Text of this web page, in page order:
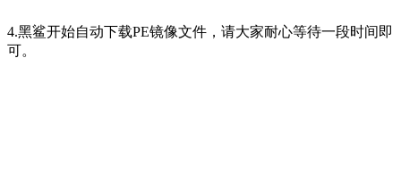
4.黑鲨开始自动下载PE镜像文件，请大家耐心等待一段时间即
可。